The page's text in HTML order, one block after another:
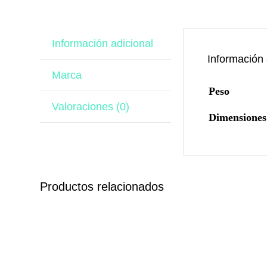
Información adicional
Marca
Valoraciones (0)
Información
Peso
Dimensiones
Productos relacionados